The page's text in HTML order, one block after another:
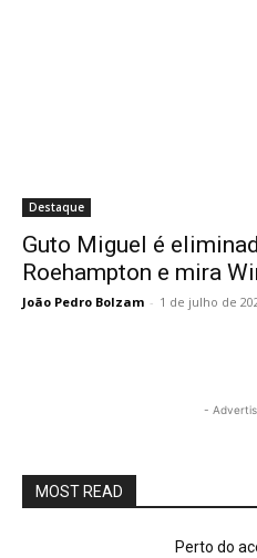
Destaque
Guto Miguel é
Roehampton e mira
João Pedro Bolzam - 1 de julho de
-
MOST READ
Perto do